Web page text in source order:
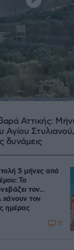
Loaded
Αττικής:
Αγίου
δυνάμεις
5 μήνες από
Το
τον...
τον
ημέρας
11